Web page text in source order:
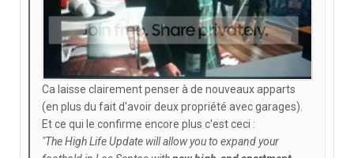
Ca laisse clairement penser à de nouveaux apparts
(en plus du fait d'avoir deux propriété avec garages).
Et ce qui le confirme encore plus c'est ceci :
"The High Life Update will allow you to expand your